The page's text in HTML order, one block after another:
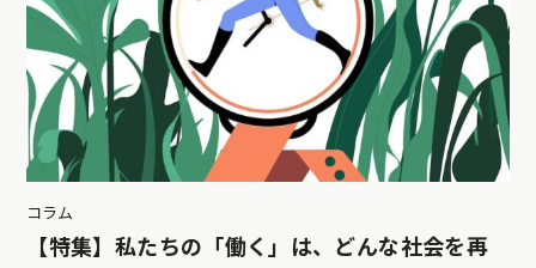
コラム
【特集】私たちの「働く」は、どんな社会を再